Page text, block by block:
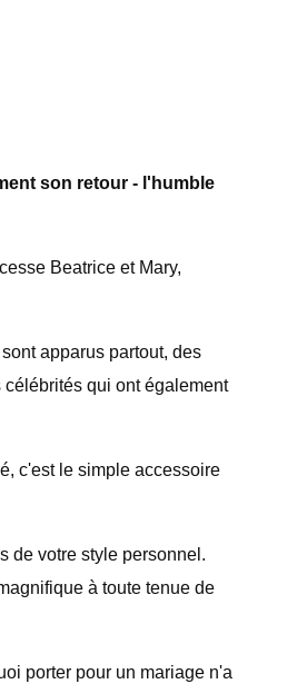
son retour - l'humble
Beatrice et Mary,
apparus partout, des
qui ont également
c'est le simple accessoire
de votre style personnel.
à toute tenue de
porter pour un mariage n'a